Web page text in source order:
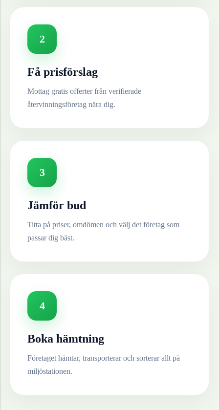
2
Få prisförslag
Mottag gratis offerter från verifierade
återvinningsföretag nära dig.
3
Jämför bud
Titta på priser, omdömen och välj det företag som
passar dig bäst.
4
Boka hämtning
Företaget hämtar, transporterar och sorterar allt på
miljöstationen.